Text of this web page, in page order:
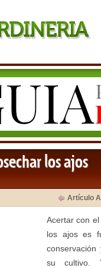
los ajos
Artículo
Acertar con
los ajos es
su cultivo.